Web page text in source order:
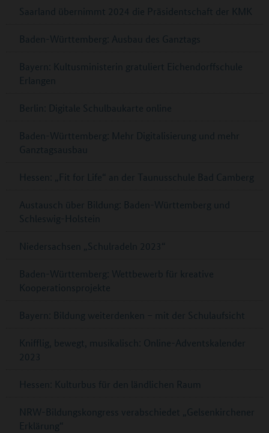
Saarland übernimmt 2024 die Präsidentschaft der KMK
Baden-Württemberg: Ausbau des Ganztags
Bayern: Kultusministerin gratuliert Eichendorffschule
Erlangen
Berlin: Digitale Schulbaukarte online
Baden-Württemberg: Mehr Digitalisierung und mehr
Ganztagsausbau
Hessen: „Fit for Life“ an der Taunusschule Bad Camberg
Austausch über Bildung: Baden-Württemberg und
Schleswig-Holstein
Niedersachsen „Schulradeln 2023“
Baden-Württemberg: Wettbewerb für kreative
Kooperationsprojekte
Bayern: Bildung weiterdenken – mit der Schulaufsicht
Knifflig, bewegt, musikalisch: Online-Adventskalender
2023
Hessen: Kulturbus für den ländlichen Raum
NRW-Bildungskongress verabschiedet „Gelsenkirchener
Erklärung“